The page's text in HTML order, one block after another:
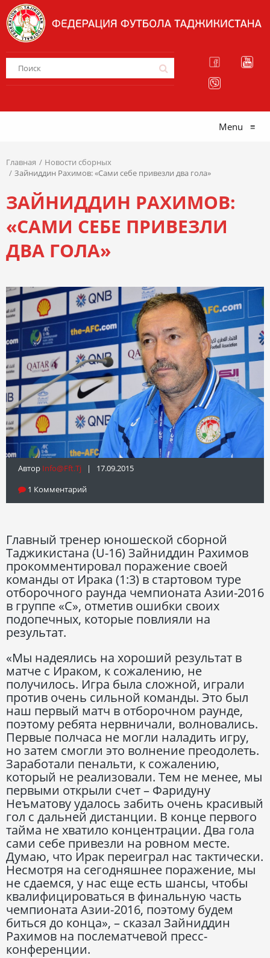
Menu ≡
Главная
Новости сборных
Зайниддин Рахимов: «Сами себе привезли два гола»
ЗАЙНИДДИН РАХИМОВ:
«САМИ СЕБЕ ПРИВЕЗЛИ
ДВА ГОЛА»
Автор Info@fft.tj | 17.09.2015
1 Комментарий
Главный тренер юношеской сборной
Таджикистана (U-16) Зайниддин Рахимов
прокомментировал поражение своей
команды от Ирака (1:3) в стартовом туре
отборочного раунда чемпионата Азии-2016
в группе «С», отметив ошибки своих
подопечных, которые повлияли на
результат.
«Мы надеялись на хороший результат в
матче с Ираком, к сожалению, не
получилось. Игра была сложной, играли
против очень сильной команды. Это был
наш первый матч в отборочном раунде,
поэтому ребята нервничали, волновались.
Первые полчаса не могли наладить игру,
но затем смогли это волнение преодолеть.
Заработали пенальти, к сожалению,
который не реализовали. Тем не менее, мы
первыми открыли счет – Фаридуну
Неъматову удалось забить очень красивый
гол с дальней дистанции. В конце первого
тайма не хватило концентрации. Два гола
сами себе привезли на ровном месте.
Думаю, что Ирак переиграл нас тактически.
Несмотря на сегодняшнее поражение, мы
не сдаемся, у нас еще есть шансы, чтобы
квалифицироваться в финальную часть
чемпионата Азии-2016, поэтому будем
биться до конца», – сказал Зайниддин
Рахимов на послематчевой пресс-
конференции.